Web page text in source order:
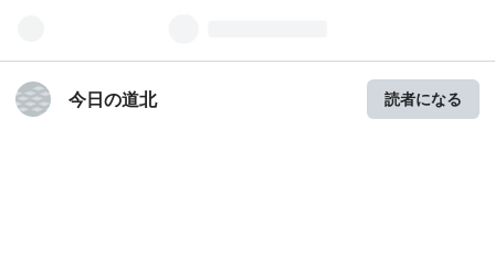
今日の道北 読者になる